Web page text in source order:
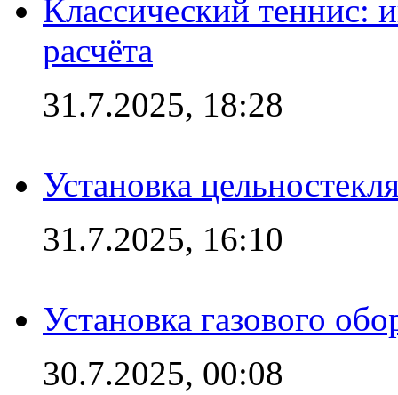
Классический теннис:
расчёта
31.7.2025, 18:28
Установка
31.7.2025, 16:10
Установка газового
30.7.2025, 00:08